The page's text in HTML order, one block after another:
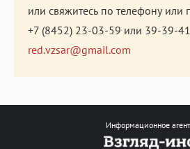
или свяжитесь по телефону или
+7 (8452) 23-03-59 или 39-39-41
red.vzsar@gmail.com
Информационное